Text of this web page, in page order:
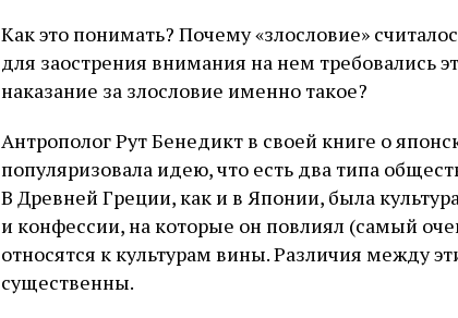
Как это понимать? Почему «злословие»
для заострения внимания на нем требовались
наказание за злословие именно такое?
Антрополог Рут Бенедикт в своей книге о
популяризовала идею, что есть два типа
В Древней Греции, как и в Японии, была
и конфессии, на которые он повлиял (самый
относятся к культурам вины. Различия между
существенны.